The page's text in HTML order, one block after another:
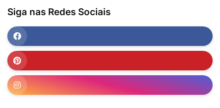
Siga nas Redes Sociais